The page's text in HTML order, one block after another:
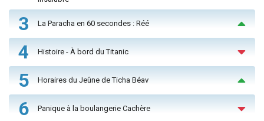
3 La Paracha en 60 secondes : Réé
4 Histoire - À bord du Titanic
5 Horaires du Jeûne de Ticha Béav
6 Panique à la boulangerie Cachère